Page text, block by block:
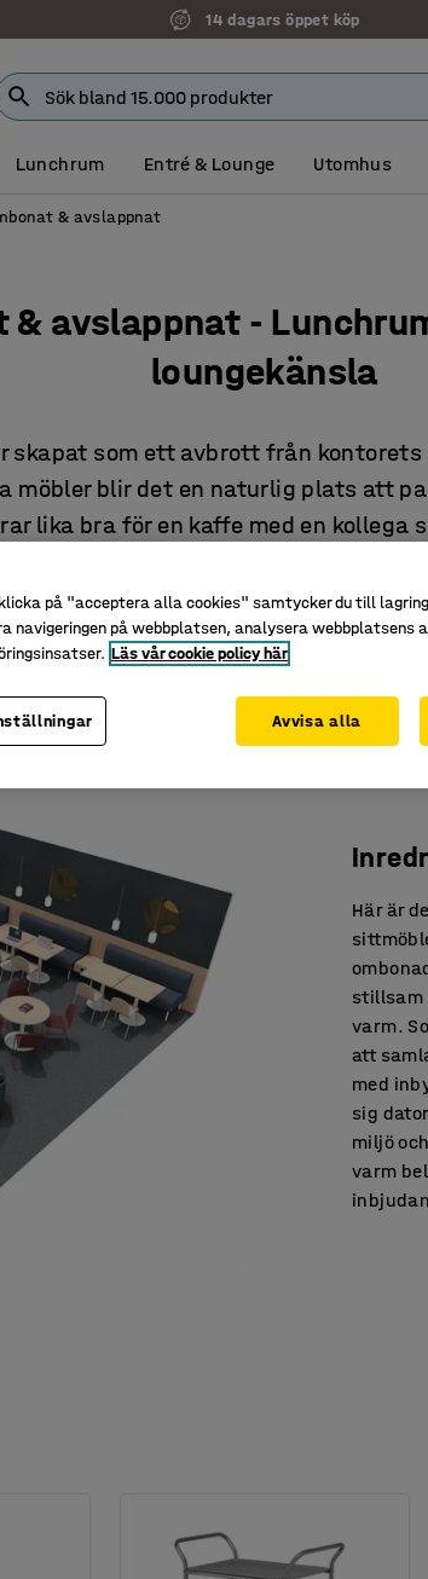
14 dagars öppet köp
Lunchrum Entré & Lounge Utomhus
& avslappnat
& avslappnat -
loungekänsla
skapat som ett avbrott från
möbler blir det en naturlig plats att
lika bra för en kaffe med en kollega
Här är
stillsam
varm.
att
med
sig
miljö
varm
på "acceptera alla cookies" samtycker du till
navigeringen på webbplatsen, analysera webbplatsens
Läs vår cookie policy här
Avvisa alla